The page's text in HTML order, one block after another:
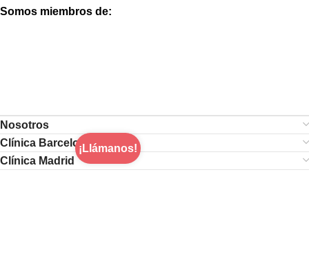
Somos miembros de:
Nosotros
Clínica Barcelona
Clínica Madrid
¡Llámanos!